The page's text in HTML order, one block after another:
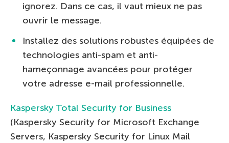
ignorez. Dans ce cas, il vaut mieux ne pas
ouvrir le message.
Installez des solutions robustes équipées de
technologies anti-spam et anti-
hameçonnage avancées pour protéger
votre adresse e-mail professionnelle.
Kaspersky Total Security for Business
(Kaspersky Security for Microsoft Exchange
Servers, Kaspersky Security for Linux Mail